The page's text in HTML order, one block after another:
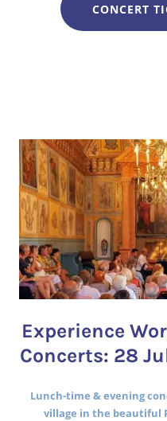
CONCERT
Experience
Concerts: 28
Lunch-time & evening
village in the beautiful